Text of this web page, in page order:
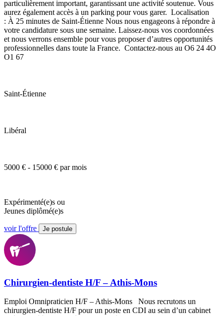
particulièrement important, garantissant une activité soutenue. Vous
aurez également accès à un parking pour vous garer. Localisation
: À 25 minutes de Saint-Étienne Nous nous engageons à répondre à
votre candidature sous une semaine. Laissez-nous vos coordonnées
et nous verrons ensemble pour vous proposer d’autres opportunités
professionnelles dans toute la France. Contactez-nous au O6 24 4O
O1 67
Saint-Étienne
Libéral
5000 € - 15000 € par mois
Expérimenté(e)s ou
Jeunes diplômé(e)s
voir l'offre Je postule
Chirurgien-dentiste H/F – Athis-Mons
Emploi Omnipraticien H/F – Athis-Mons Nous recrutons un
chirurgien-dentiste H/F pour un poste en CDI au sein d’un cabinet